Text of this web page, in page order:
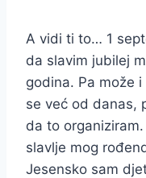
A vidi ti to… 1
da slavim jubilej
godina. Pa može
se već od danas,
da to
slavlje mog
Jesensko sam